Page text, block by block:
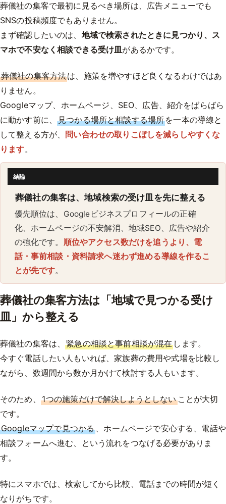
葬儀社の集客で最初に見るべき場所は、広告メニューでも
SNSの投稿頻度でもありません。
まず確認したいのは、 地域で検索されたときに見つかり、ス
マホで不安なく相談できる受け皿があるかです。
葬儀社の集客方法は、施策を増やすほど良くなるわけではあ
りません。
Googleマップ、ホームページ、SEO、広告、紹介をばらばら
に動かす前に、見つかる場所と相談する場所を一本の導線と
して整える方が、 問い合わせの取りこぼしを減らしやすくな
ります。
結論
葬儀社の集客は、地域検索の受け皿を先に整える
優先順位は、Googleビジネスプロフィールの正確
化、ホームページの不安解消、地域SEO、広告や紹介
の強化です。 順位やアクセス数だけを追うより、電
話・事前相談・資料請求へ迷わず進める導線を作るこ
とが先です。
葬儀社の集客方法は「地域で見つかる受け
皿」から整える
葬儀社の集客は、緊急の相談と事前相談が混在 します。
今すぐ電話したい人もいれば、家族葬の費用や式場を比較し
ながら、数週間から数か月かけて検討する人もいます。
そのため、 1つの施策だけで解決しようとしないことが大切
です。
Googleマップで見つかる 、ホームページで安心する、電話や
相談フォームへ進む、という流れをつなげる必要がありま
す。
特にスマホでは、検索してから比較、電話までの時間が短く
なりがちです。